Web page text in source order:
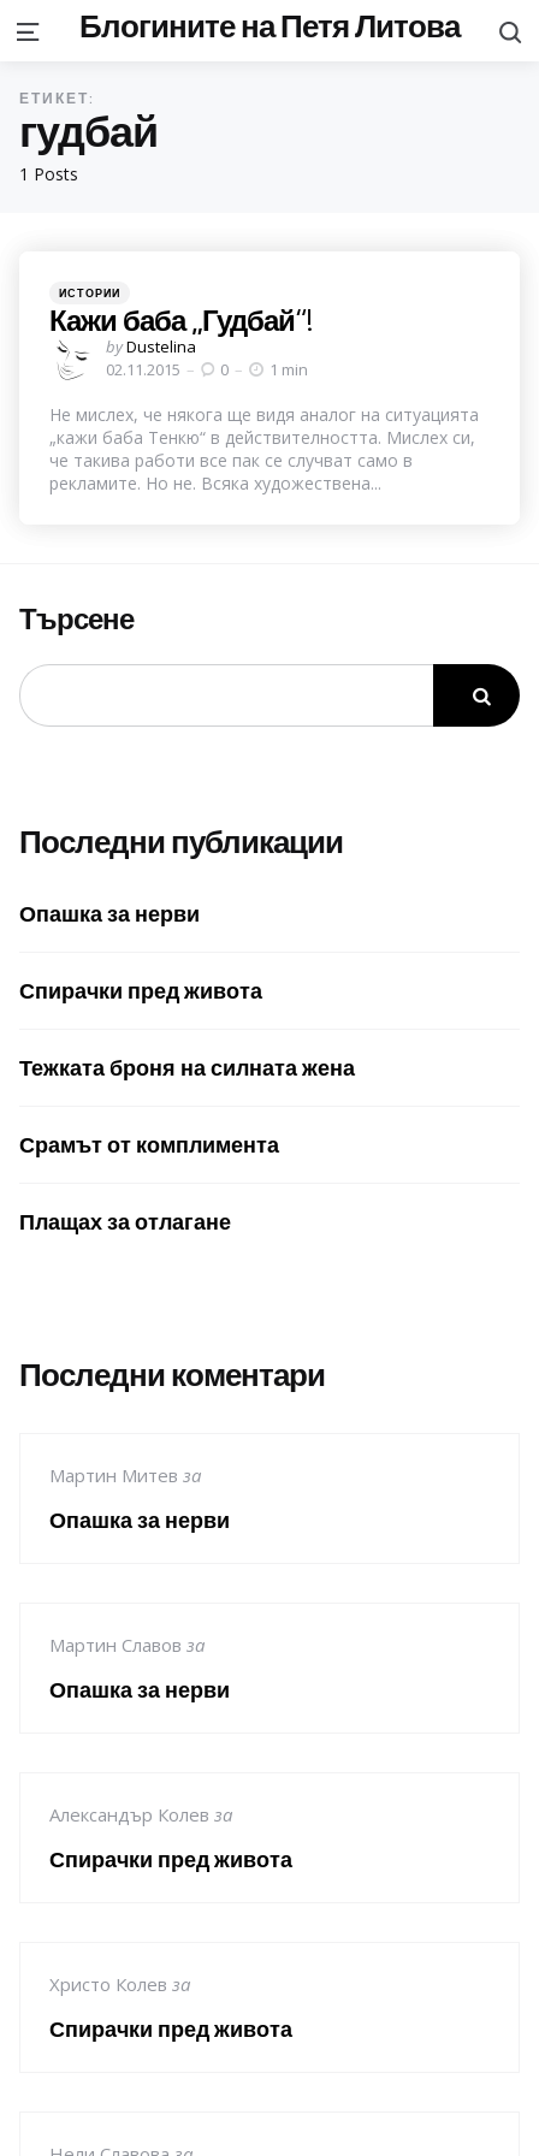
MenuБлогините на Петя Литова
1 Posts
ЕТИКЕТ:
гудбай
Categories
Posted
ИСТОРИИ
Кажи баба „Гудбай“!
Posted
by
byDustelina
02.11.2015
0 1 min
Не мислех, че някога ще видя аналог на ситуацията
„кажи баба Тенкю“ в действителността. Мислех си,
че такива работи все пак се случват само в
рекламите. Но не. Всяка художествена...
Търсене
Последни публикации
Опашка за нерви
Спирачки пред живота
Тежката броня на силната жена
Срамът от комплимента
Плащах за отлагане
Последни коментари
Мартин Митев за
Опашка за нерви
Мартин Славов за
Опашка за нерви
Александър Колев за
Спирачки пред живота
Христо Колев за
Спирачки пред живота